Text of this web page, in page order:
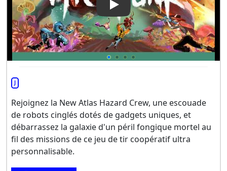
Play Video: Mycopunk
Rejoignez la New Atlas Hazard Crew, une escouade
de robots cinglés dotés de gadgets uniques, et
débarrassez la galaxie d'un péril fongique mortel au
fil des missions de ce jeu de tir coopératif ultra
personnalisable.